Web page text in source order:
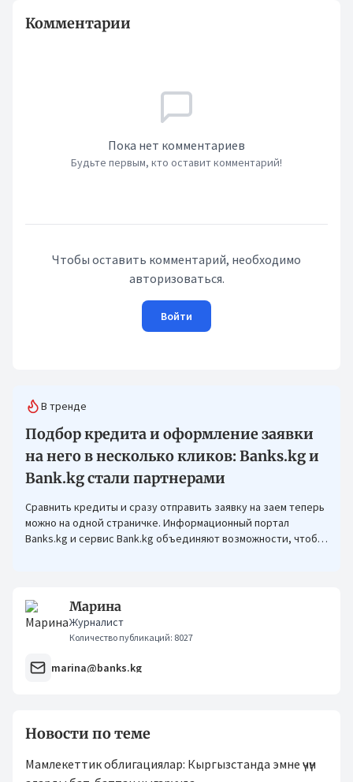
Комментарии
Пока нет комментариев
Будьте первым, кто оставит комментарий!
Чтобы оставить комментарий, необходимо
авторизоваться.
Войти
В тренде
Подбор кредита и оформление заявки
на него в несколько кликов: Banks.kg и
Bank.kg стали партнерами
Сравнить кредиты и сразу отправить заявку на заем теперь
можно на одной страничке. Информационный портал
Banks.kg и сервис Bank.kg объединяют возможности, чтобы
Марина
Журналист
Количество публикаций: 8027
marina@banks.kg
Новости по теме
Мамлекеттик облигациялар: Кыргызстанда эмне үчүн